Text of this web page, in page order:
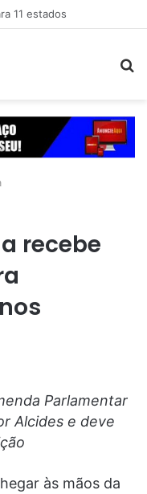
recebe
Parlamentar
Alcides e deve
às mãos da